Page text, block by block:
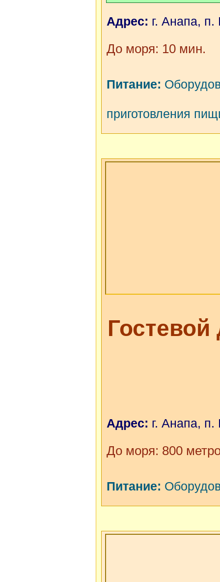
Адрес: г. Анапа,
До моря: 10 мин.
Питание:
приготовления
Адрес: г. Анапа, п.
До моря: 800
Питание: